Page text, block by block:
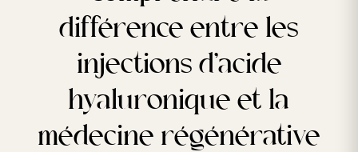
différence entre les
injections d’acide
hyaluronique et la
médecine régénérative